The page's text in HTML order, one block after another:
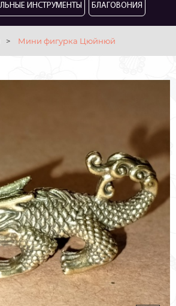
ИНСТРУМЕНТЫ БЛАГОВОНИЯ
> Мини фигурка Цюйнюй